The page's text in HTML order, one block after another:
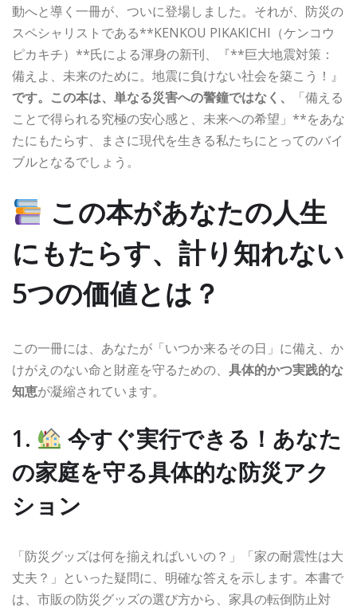
動へと導く一冊が、ついに登場しました。それが、防災の
スペシャリストである**KENKOU PIKAKICHI（ケンコウ
ピカキチ）**氏による渾身の新刊、『**巨大地震対策：
備えよ、未来のために。地震に負けない社会を築こう！』
です。この本は、単なる災害への警鐘ではなく、
「備える
ことで得られる究極の安心感と、未来への希望」**をあな
たにもたらす、まさに現代を生きる私たちにとってのバイ
ブルとなるでしょう。
この本があなたの人生
にもたらす、計り知れない
5つの価値とは？
この一冊には、あなたが「いつか来るその日」に備え、か
けがえのない命と財産を守るための、 具体的かつ実践的な
知恵が凝縮されています。
1.
今すぐ実行できる！あなた
の家庭を守る具体的な防災アク
ション
「防災グッズは何を揃えればいいの？」「家の耐震性は大
丈夫？」といった疑問に、明確な答えを示します。本書で
は、市販の防災グッズの選び方から、家具の転倒防止対